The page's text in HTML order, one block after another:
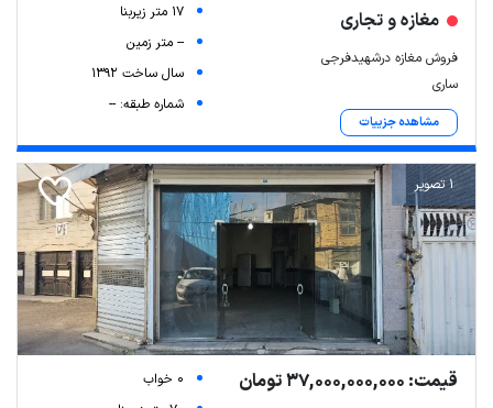
مغازه و تجاری
فروش مغازه درشهیدفرجی
ساری
مشاهده جزییات
17 متر زیربنا
-- متر زمین
سال ساخت 1392
شماره طبقه: --
1 تصویر
قیمت: 37,000,000,000 تومان
0 خواب